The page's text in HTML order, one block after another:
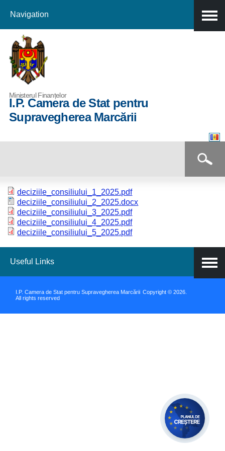
Navigation
Ministerul Finanțelor
I.P. Camera de Stat pentru
Supravegherea Marcării
deciziile_consiliului_1_2025.pdf
deciziile_consiliului_2_2025.docx
deciziile_consiliului_3_2025.pdf
deciziile_consiliului_4_2025.pdf
deciziile_consiliului_5_2025.pdf
Useful Links
I.P. Camera de Stat pentru Supravegherea Marcării Copyright © 2026.
All rights reserved